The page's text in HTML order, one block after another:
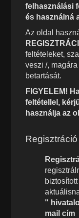
felhasználási
és használná
Az oldal
feltételeket,
veszi /,
betartását.
FIGYELEM!
feltétellel,
használja az
"
mail cím